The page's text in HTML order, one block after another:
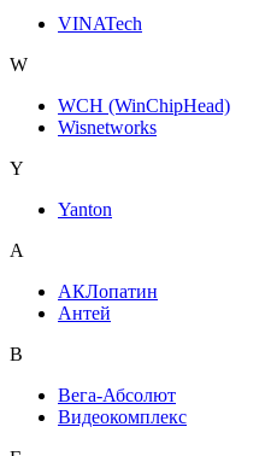
VINATech
W
WCH (WinChipHead)
Wisnetworks
Y
Yanton
А
АКЛопатин
Антей
В
Вега-Абсолют
Видеокомплекс